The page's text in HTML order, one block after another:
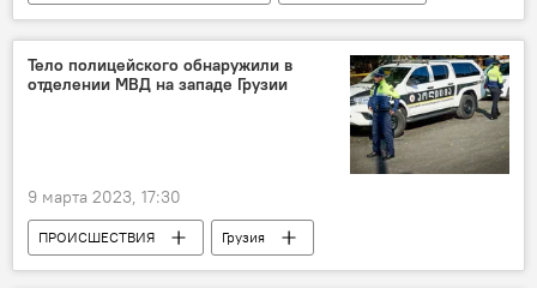
Видео
ПОЛИТИКА
Грузия
Гулбаат Рцхиладзе
Акция против закона об иноагентах
Тело полицейского обнаружили в
отделении МВД на западе Грузии
9 марта 2023, 17:30
ПРОИСШЕСТВИЯ
Грузия
НОВОСТИ